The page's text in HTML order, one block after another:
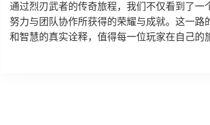
通过烈刃武者的传奇旅程，我们不仅看到了
努力与团队协作所获得的荣耀与成就。这一
和智慧的真实诠释，值得每一位玩家在自己的